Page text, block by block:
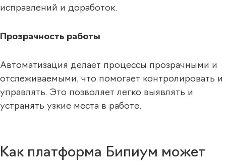
исправлений и доработок.
Прозрачность работы
Автоматизация делает процессы прозрачными и
отслеживаемыми, что помогает контролировать и
управлять. Это позволяет легко выявлять и
устранять узкие места в работе.
Как платформа Бипиум может